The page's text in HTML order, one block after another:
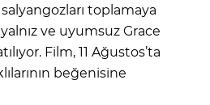
toplamaya
ve uyumsuz Grace
Film, 11 Ağustos’ta
beğenisine